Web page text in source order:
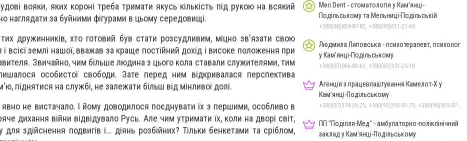
вояки, яких короні треба тримати якусь кількість під рукою на всякий
наглядати за буйними фігурами в цьому середовищі.
дружинників, хто готовий був стати розсудливим, міцно зв'язати свою
всієї землі нашої, вважав за краще постійний дохід і високе положення при
Звичайно, чим більше людина з цього кола ставали служителями, тим
особистої свободи. Зате перед ним відкривалася перспектива
піднятися на службі, не залежати більш від мінливої ​​долі.
не вистачало. І йому доводилося поєднувати їх з першими, особливо в
дихання війни відвідувало Русь. Але чим утримати їх, коли на дворі світ,
здійснення подвигів і... діянь розбійних? Тільки бенкетами та сріблом,
Meri Dent - стоматологія у Кам’янці-
Подільському та Мельниці-Подільській
+380(96)839-87-82, +380(99)611-21-65
Людмила Липовська - психотерапевт, психолог
у Кам'янці-Подільському
+380(97)066-83-61, +380(63)351-25-18
Агенція з працевлаштування Камелот-Х у
Кам’янці-Подільському
+380(97)374-26-25, +380(93)293-91-75, +380(96)925-47-71, +380(73)327-54-83
ПП "Поділля-Мед" - амбулаторно-поліклінічний
заклад у Кам’янці-Подільському